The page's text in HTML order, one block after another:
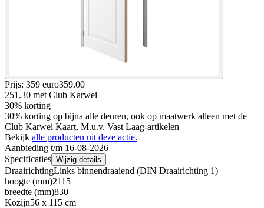
Prijs: 359 euro359.00
251.30 met Club Karwei
30% korting
30% korting op bijna alle deuren, ook op maatwerk alleen met de
Club Karwei Kaart, M.u.v. Vast Laag-artikelen
Bekijk alle producten uit deze actie.
Aanbieding t/m 16-08-2026
Specificaties Wijzig details
DraairichtingLinks binnendraaiend (DIN Draairichting 1)
hoogte (mm)2115
breedte (mm)830
Kozijn56 x 115 cm